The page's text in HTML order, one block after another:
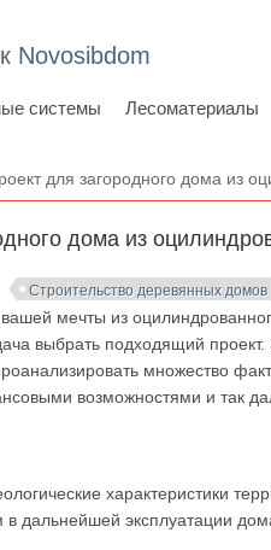
Novosibdom
системы Лесоматериалы
для загородного дома из
дома из
Строительство деревянных домов
мечты из
выбрать подходящий проект.
множество
возможностями и так
характеристики
дальнейшей эксплуатации